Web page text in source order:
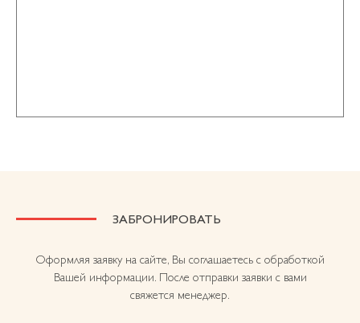
ЗАБРОНИРОВАТЬ
Оформляя заявку на сайте, Вы соглашаетесь с обработкой
Вашей информации. После отправки заявки с вами
свяжется менеджер.